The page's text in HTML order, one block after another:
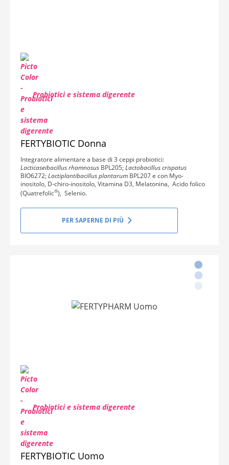
Probiotici e sistema digerente
FERTYBIOTIC Donna
Integratore alimentare a base di 3 ceppi probiotici:
Lacticaseibacillus rhamnosus BPL205;Lactobacillus crispatus
BIO6272;Lactiplantibacillus plantarum BPL207 e con Myo-
inositolo, D-chiro-inositolo, Vitamina D3, Melatonina, Acido folico
(Quatrefolic®), Selenio.
PER SAPERNE DI PIÙ
Probiotici e sistema digerente
FERTYBIOTIC Uomo